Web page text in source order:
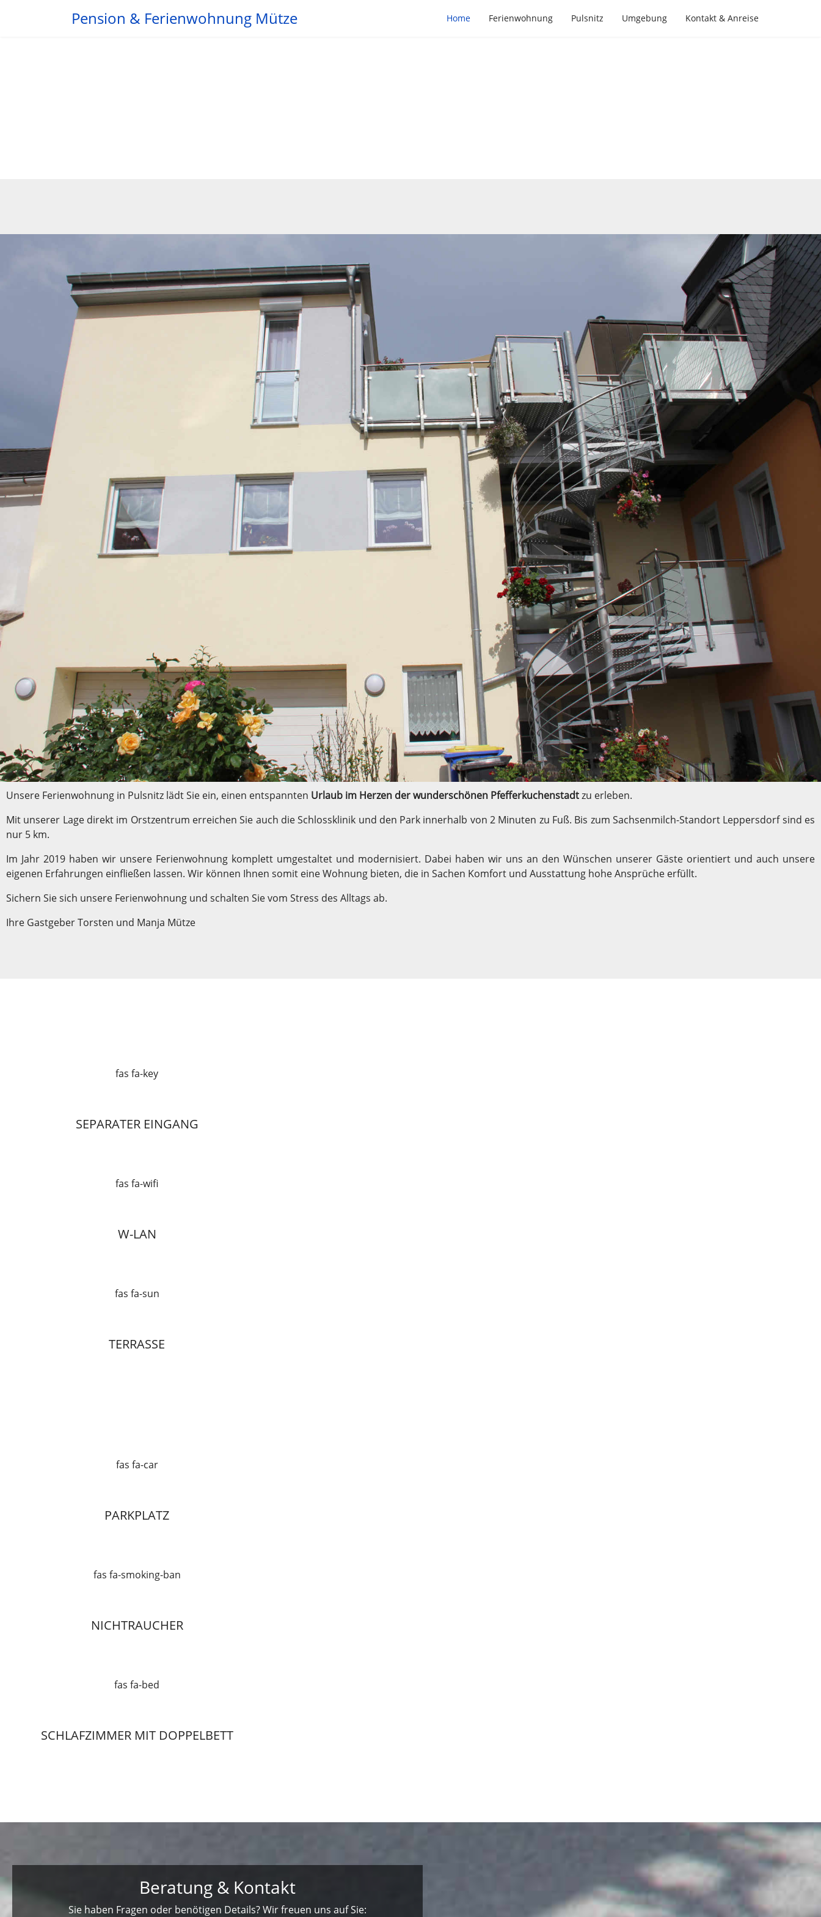
Pension & Ferienwohnung Mütze Home Ferienwohnung Pulsnitz Umgebung Kontakt & Anreise
Unsere Ferienwohnung in Pulsnitz lädt Sie ein, einen entspannten Urlaub im Herzen der wunderschönen Pfefferkuchenstadtzu erleben.
Mit unserer Lage direkt im Orstzentrum erreichen Sie auch die Schlossklinik und den Park innerhalb von 2 Minuten zu Fuß. Bis zum Sachsenmilch-Standort Leppersdorf sind es
nur 5 km.
Im Jahr 2019 haben wir unsere Ferienwohnung komplett umgestaltet und modernisiert. Dabei haben wir uns an den Wünschen unserer Gäste orientiert und auch unsere
eigenen Erfahrungen einfließen lassen. Wir können Ihnen somit eine Wohnung bieten, die in Sachen Komfort und Ausstattung hohe Ansprüche erfüllt.
Sichern Sie sich unsere Ferienwohnung und schalten Sie vom Stress des Alltags ab.
Ihre Gastgeber Torsten und Manja Mütze
fas fa-key
SEPARATER EINGANG
fas fa-wifi
W-LAN
fas fa-sun
TERRASSE
fas fa-car
PARKPLATZ
fas fa-smoking-ban
NICHTRAUCHER
fas fa-bed
SCHLAFZIMMER MIT DOPPELBETT
Beratung & Kontakt
Sie haben Fragen oder benötigen Details? Wir freuen uns auf Sie: